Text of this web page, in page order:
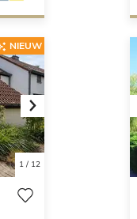
Next
1/ 12
NIEUW